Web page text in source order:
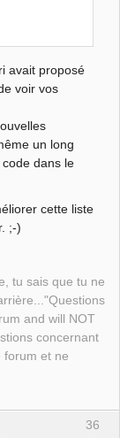
avait proposé
voir vos
un long
dans le
cette liste
;-)
tu sais que tu ne
and will NOT
concernant
forum et ne
36